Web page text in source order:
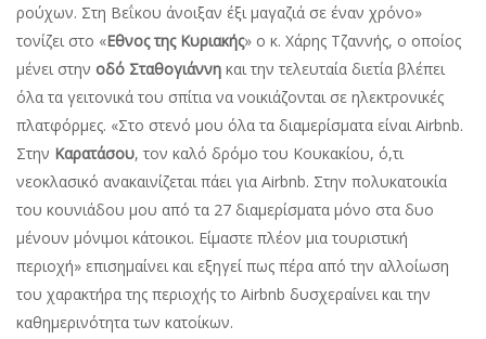
ρούχων. Στη Βεΐκου άνοιξαν έξι µαγαζιά σε έναν χρόνο»
τονίζει στο «Εθνος της Κυριακής» ο κ. Χάρης Τζαννής, ο οποίος
µένει στην οδό Σταθογιάννη και την τελευταία διετία βλέπει
όλα τα γειτονικά του σπίτια να νοικιάζονται σε ηλεκτρονικές
πλατφόρµες. «Στο στενό µου όλα τα διαµερίσµατα είναι Airbnb.
Στην Καρατάσου, τον καλό δρόµο του Κουκακίου, ό,τι
νεοκλασικό ανακαινίζεται πάει για Airbnb. Στην πολυκατοικία
του κουνιάδου µου από τα 27 διαµερίσµατα µόνο στα δυο
µένουν µόνιµοι κάτοικοι. Είµαστε πλέον µια τουριστική
περιοχή» επισηµαίνει και εξηγεί πως πέρα από την αλλοίωση
του χαρακτήρα της περιοχής το Airbnb δυσχεραίνει και την
καθηµερινότητα των κατοίκων.